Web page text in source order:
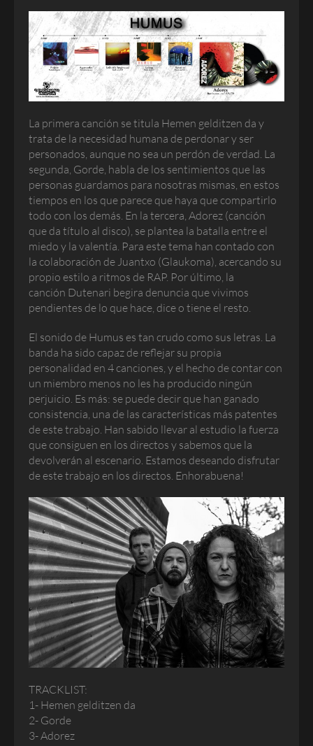
La primera canción se titula Hemen gelditzen da y
trata de la necesidad humana de perdonar y ser
personados, aunque no sea un perdón de verdad. La
segunda, Gorde, habla de los sentimientos que las
personas guardamos para nosotras mismas, en estos
tiempos en los que parece que haya que compartirlo
todo con los demás. En la tercera, Adorez (canción
que da título al disco), se plantea la batalla entre el
miedo y la valentía. Para este tema han contado con
la colaboración de Juantxo (Glaukoma), acercando su
propio estilo a ritmos de RAP. Por último, la
canción Dutenari begira denuncia que vivimos
pendientes de lo que hace, dice o tiene el resto.
El sonido de Humus es tan crudo como sus letras. La
banda ha sido capaz de reflejar su propia
personalidad en 4 canciones, y el hecho de contar con
un miembro menos no les ha producido ningún
perjuicio. Es más: se puede decir que han ganado
consistencia, una de las características más patentes
de este trabajo. Han sabido llevar al estudio la fuerza
que consiguen en los directos y sabemos que la
devolverán al escenario. Estamos deseando disfrutar
de este trabajo en los directos. Enhorabuena!
TRACKLIST:
1- Hemen gelditzen da
2- Gorde
3-Adorez